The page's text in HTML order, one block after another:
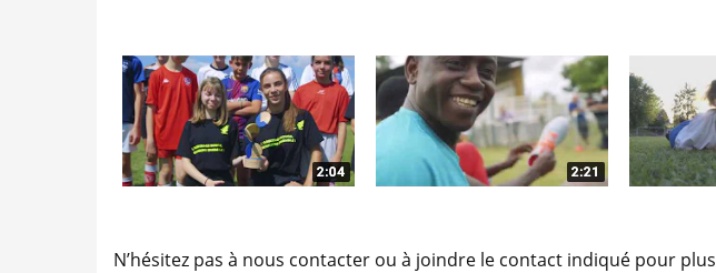
N’hésitez pas à nous contacter ou à joindre le contact indiqué pour